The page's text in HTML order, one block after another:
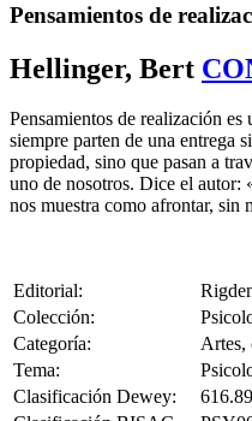
Pensamientos de
Hellinger, Bert
Pensamientos de realización
siempre parten de una entrega
propiedad, sino que pasan a
uno de nosotros. Dice el autor:
nos muestra como afrontar, sin
Editorial:
Colección:
Categoría:
Artes,
Tema:
Clasificación Dewey: